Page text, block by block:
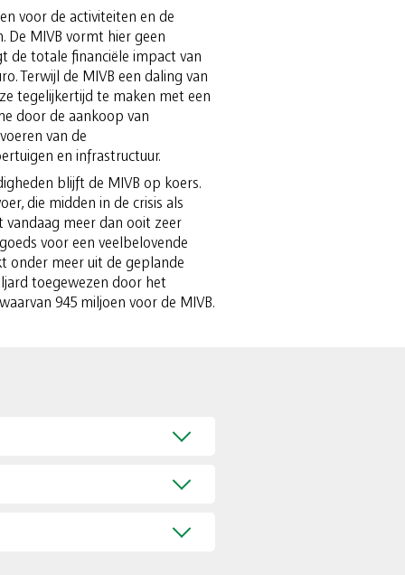
voor de activiteiten en de
De MIVB vormt hier geen
de totale financiële impact van
Terwijl de MIVB een daling van
tegelijkertijd te maken met een
door de aankoop van
van de
en infrastructuur.
blijft de MIVB op koers.
die midden in de crisis als
vandaag meer dan ooit zeer
voor een veelbelovende
onder meer uit de geplande
toegewezen door het
945 miljoen voor de MIVB.